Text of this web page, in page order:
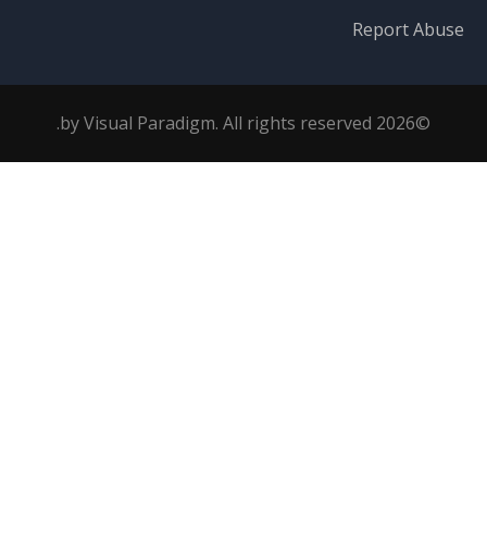
Report Abuse
©2026 by Visual Paradigm. All rights reserved.